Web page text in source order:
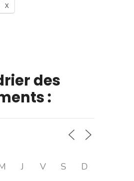
X
des
:
J V S D